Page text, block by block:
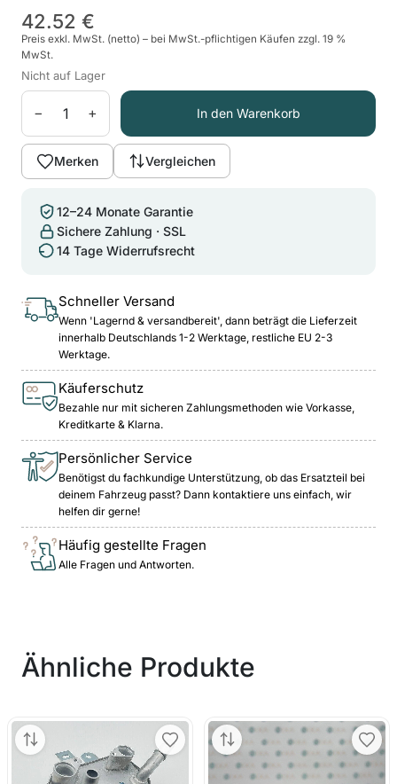
42.52 €
Preis exkl. MwSt. (netto) – bei MwSt.-pflichtigen Käufen zzgl. 19 %
MwSt.
Nicht auf Lager
− + In den Warenkorb
Merken Vergleichen
12–24 Monate Garantie
Sichere Zahlung · SSL
14 Tage Widerrufsrecht
Schneller Versand
Wenn 'Lagernd & versandbereit', dann beträgt die Lieferzeit
innerhalb Deutschlands 1-2 Werktage, restliche EU 2-3
Werktage.
Käuferschutz
Bezahle nur mit sicheren Zahlungsmethoden wie Vorkasse,
Kreditkarte & Klarna.
Persönlicher Service
Benötigst du fachkundige Unterstützung, ob das Ersatzteil bei
deinem Fahrzeug passt? Dann kontaktiere uns einfach, wir
helfen dir gerne!
Häufig gestellte Fragen
Alle Fragen und Antworten.
Ähnliche Produkte